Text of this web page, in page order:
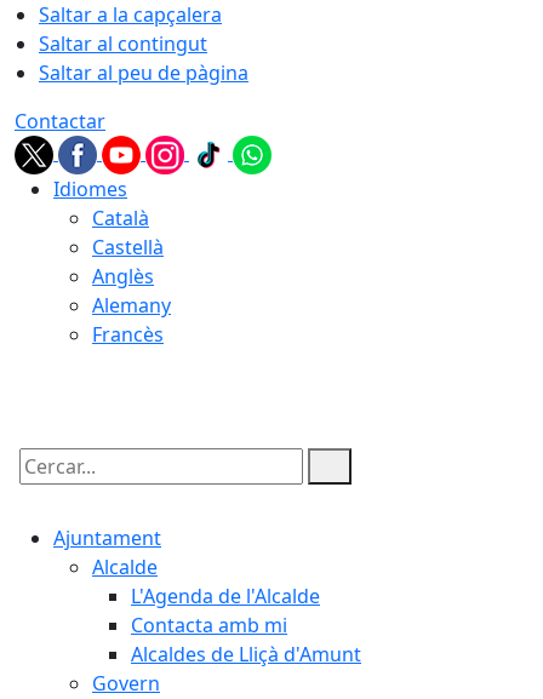
Saltar a la capçalera
Saltar al contingut
Saltar al peu de pàgina
Contactar
Idiomes
Català
Castellà
Anglès
Alemany
Francès
Cercar:
Ajuntament
Alcalde
L'Agenda de l'Alcalde
Contacta amb mi
Alcaldes de Lliçà d'Amunt
Govern